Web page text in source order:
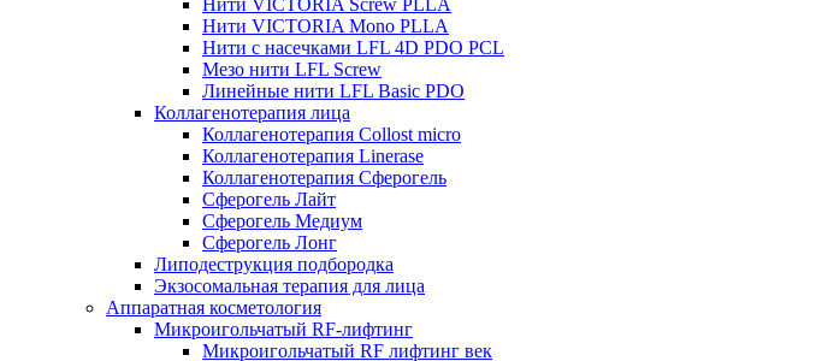
Нити VICTORIA Screw PLLA
Нити VICTORIA Mono PLLA
Нити с насечками LFL 4D PDO PCL
Мезо нити LFL Screw
Линейные нити LFL Basic PDO
Коллагенотерапия лица
Коллагенотерапия Collost micro
Коллагенотерапия Linerase
Коллагенотерапия Сферогель
Сферогель Лайт
Сферогель Медиум
Сферогель Лонг
Липодеструкция подбородка
Экзосомальная терапия для лица
Аппаратная косметология
Микроигольчатый RF-лифтинг
Микроигольчатый RF лифтинг век